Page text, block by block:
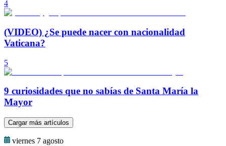
4
(VIDEO) ¿Se puede nacer con nacionalidad
Vaticana?
5
9 curiosidades que no sabías de Santa María la
Mayor
Cargar más artículos
viernes 7 agosto